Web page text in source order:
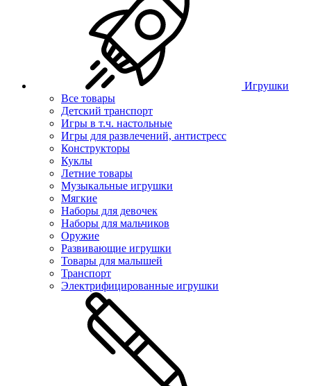
Игрушки
Все товары
Детский транспорт
Игры в т.ч. настольные
Игры для развлечений, антистресс
Конструкторы
Куклы
Летние товары
Музыкальные игрушки
Мягкие
Наборы для девочек
Наборы для мальчиков
Оружие
Развивающие игрушки
Товары для малышей
Транспорт
Электрифицированные игрушки